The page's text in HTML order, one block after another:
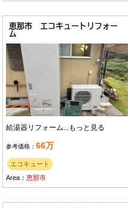
恵那市 エコキュートリフォー
ム
給湯器リフォーム...もっと見る
参考価格：66万
エコキュート
Area：恵那市